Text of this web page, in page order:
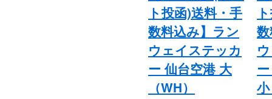
ト投函)送料・手
数料込み】ラン
ウェイステッカ
ー 仙台空港 大
（WH）